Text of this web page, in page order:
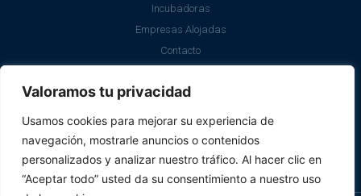
Valoramos tu privacidad
Usamos cookies para mejorar su experiencia de
navegación, mostrarle anuncios o contenidos
personalizados y analizar nuestro tráfico. Al hacer clic en
“Aceptar todo” usted da su consentimiento a nuestro uso
Incubadoras
Empresas Alojadas
Contacto
Aviso Legal
Política de Cookies
SII